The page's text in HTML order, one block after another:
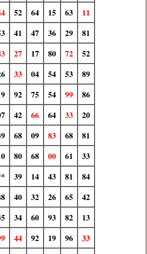
52 64 15 63
11
41 47 36 29
81
27 17 80 72
52
33 04 54 53
89
92 75 54 99
86
42 66 64 33
20
68 09 83 68
81
80 68 00 61
33
39 14 43 81
84
40 32 26 65
42
34 60 93 82
13
44 92 19 96
33